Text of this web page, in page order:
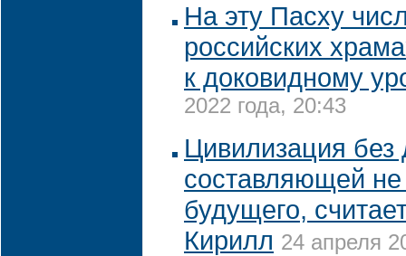
На эту Пасху
российских
к доковидному
2022 года, 20:43
Цивилизация без
составляющей
будущего,
Кирилл 24 апреля